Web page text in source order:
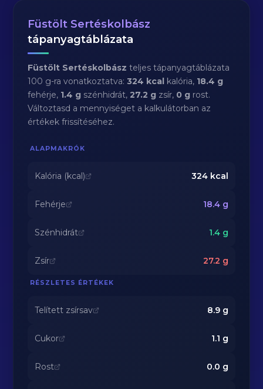
Füstölt Sertéskolbász
tápanyagtáblázata
Füstölt Sertéskolbász teljes tápanyagtáblázata
100 g-ra vonatkoztatva:324 kcal kalória, 18.4 g
fehérje, 1.4 g szénhidrát,27.2 g zsír, 0 g rost.
Változtasd a mennyiséget a kalkulátorban az
értékek frissítéséhez.
ALAPMAKRÓK
Kalória (kcal) 324kcal
Fehérje 18.4g
Szénhidrát 1.4g
Zsír 27.2 g
RÉSZLETES ÉRTÉKEK
Telített zsírsav 8.9g
Cukor 1.1 g
Rost 0.0 g